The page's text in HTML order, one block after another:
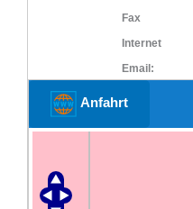
Fax
Internet
Email:
Anfahrt